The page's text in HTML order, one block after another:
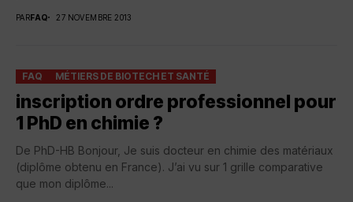
PARFAQ 27 NOVEMBRE 2013
FAQ MÉTIERS DE BIOTECH ET SANTÉ
inscription ordre professionnel pour
1 PhD en chimie ?
De PhD-HB Bonjour, Je suis docteur en chimie des matériaux
(diplôme obtenu en France). J’ai vu sur 1 grille comparative
que mon diplôme...